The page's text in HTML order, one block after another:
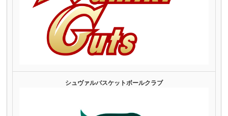
シュヴァルバスケットボールクラブ